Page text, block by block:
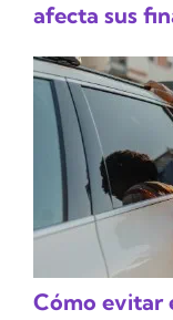
afecta sus
Cómo evitar